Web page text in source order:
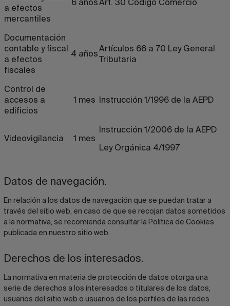
a efectos
mercantiles
6 añosArt. 30 Código Comercio
Documentación
contable y fiscal
a efectos
fiscales
4 años
Artículos 66 a 70 Ley General
Tributaria
Control de
accesos a
edificios
1 mes Instrucción 1/1996 de la AEPD
Videovigilancia 1 mes
Instrucción 1/2006 de la AEPD
Ley Orgánica 4/1997
Datos de navegación.
En relación a los datos de navegación que se puedan tratar a
través del sitio web, en caso de que se recojan datos sometidos
a la normativa, se recomienda consultar la Política de Cookies
publicada en nuestro sitio web.
Derechos de los interesados.
La normativa en materia de protección de datos otorga una
serie de derechos a los interesados o titulares de los datos,
usuarios del sitio web o usuarios de los perfiles de las redes